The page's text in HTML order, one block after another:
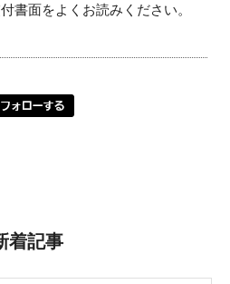
書面をよくお読みください。
着記事